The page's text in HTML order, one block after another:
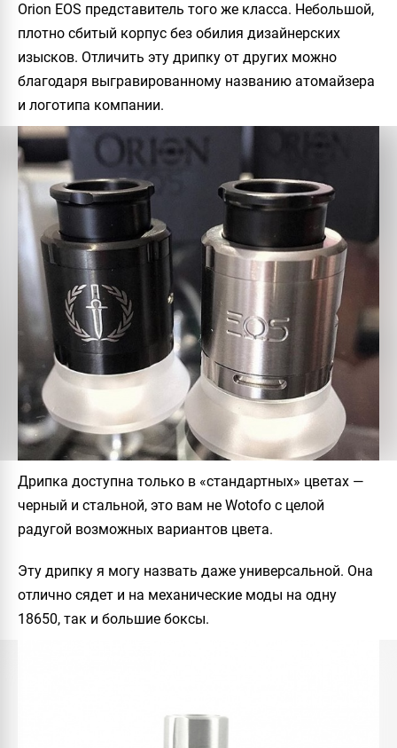
Orion EOS представитель того же класса. Небольшой,
плотно сбитый корпус без обилия дизайнерских
изысков. Отличить эту дрипку от других можно
благодаря выгравированному названию атомайзера
и логотипа компании.
Дрипка доступна только в «стандартных» цветах —
черный и стальной, это вам не Wotofo с целой
радугой возможных вариантов цвета.
Эту дрипку я могу назвать даже универсальной. Она
отлично сядет и на механические моды на одну
18650, так и большие боксы.